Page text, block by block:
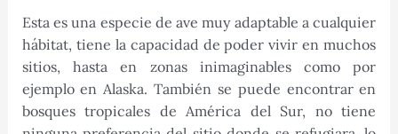
Esta es una especie de ave muy adaptable a cualquier
hábitat, tiene la capacidad de poder vivir en muchos
sitios, hasta en zonas inimaginables como por
ejemplo en Alaska. También se puede encontrar en
bosques tropicales de América del Sur, no tiene